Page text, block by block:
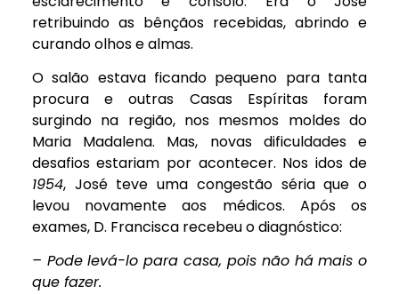
retribuindo as bênçãos recebidas, abrindo e
curando olhos e almas.
O salão estava ficando pequeno para tanta
procura e outras Casas Espíritas foram
surgindo na região, nos mesmos moldes do
Maria Madalena. Mas, novas dificuldades e
desafios estariam por acontecer. Nos idos de
1954, José teve uma congestão séria que o
levou novamente aos médicos. Após os
exames, D. Francisca recebeu o diagnóstico:
– Pode levá-lo para casa, pois não há mais o
que fazer.